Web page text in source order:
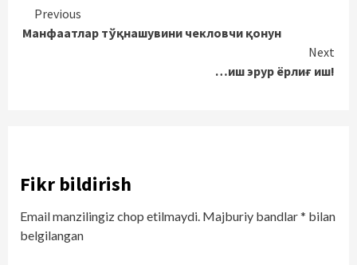
Continue
Reading
Previous
Манфаатлар тўқнашувини чекловчи қонун
Next
…иш эрур ёрлиғ иш!
Fikr bildirish
Email manzilingiz chop etilmaydi. Majburiy bandlar* bilan
belgilangan